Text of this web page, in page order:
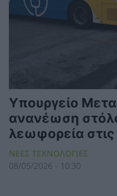
Υπουργείο
ανανέωση
λεωφορεία
ΝΕΕΣ ΤΕΧΝΟΛΟΓΙΕΣ
08/05/2026 - 10:30